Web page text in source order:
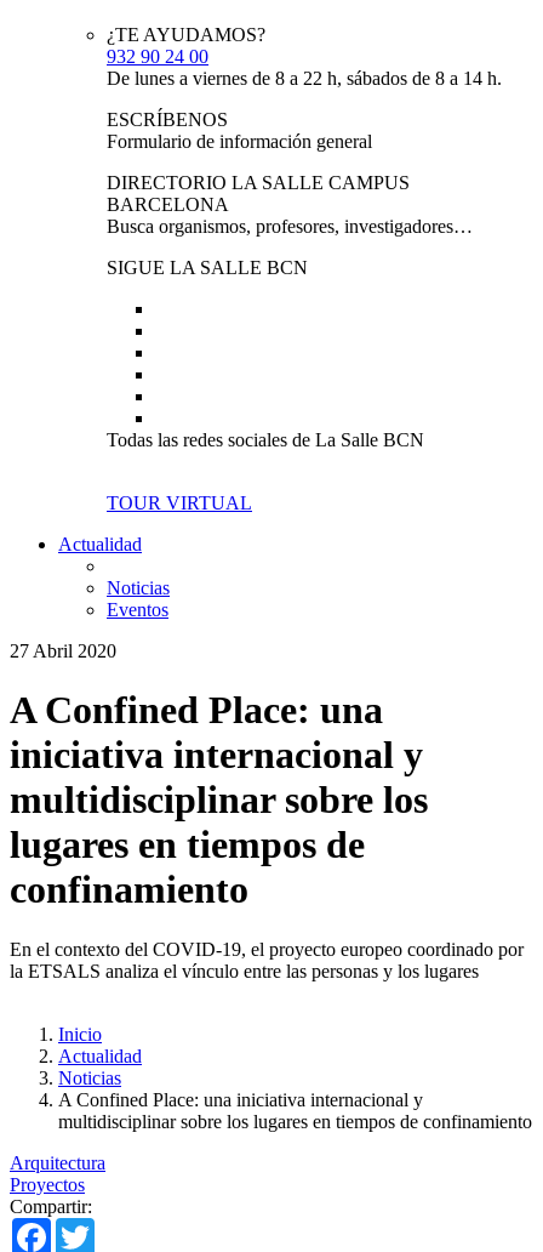
¿TE AYUDAMOS?
932 90 24 00
De lunes a viernes de 8 a 22 h, sábados de 8 a 14 h.
ESCRÍBENOS
Formulario de información general
DIRECTORIO LA SALLE CAMPUS
BARCELONA
Busca organismos, profesores, investigadores…
SIGUE LA SALLE BCN
Todas las redes sociales de La Salle BCN
TOUR VIRTUAL
Actualidad
Noticias
Eventos
27 Abril 2020
A Confined Place: una
iniciativa internacional y
multidisciplinar sobre los
lugares en tiempos de
confinamiento
En el contexto del COVID-19, el proyecto europeo coordinado por
la ETSALS analiza el vínculo entre las personas y los lugares
Inicio
Actualidad
Noticias
A Confined Place: una iniciativa internacional y
multidisciplinar sobre los lugares en tiempos de confinamiento
Arquitectura
Proyectos
Compartir:
Facebook